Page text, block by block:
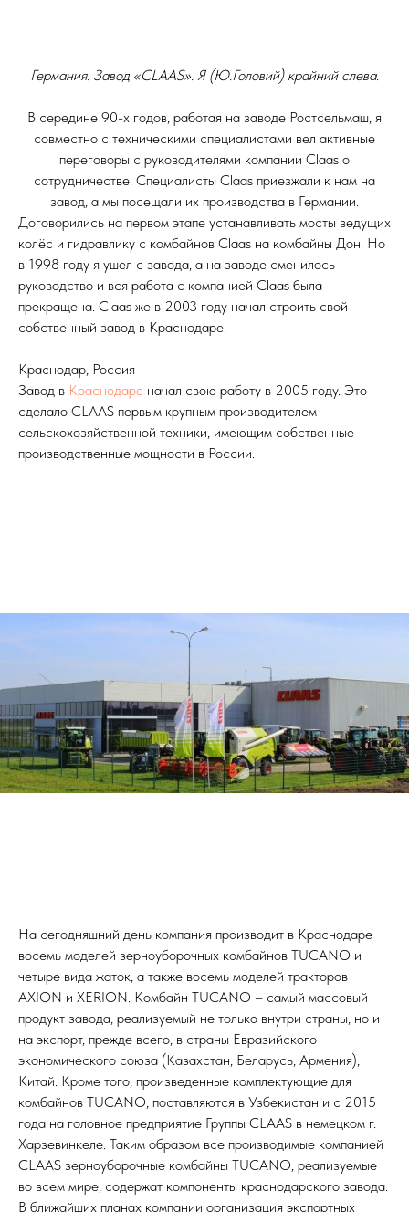
Германия. Завод «CLAAS». Я (Ю.Головий) крайний слева.
В середине 90-х годов, работая на заводе Ростсельмаш, я
совместно с техническими специалистами вел активные
переговоры с руководителями компании Claas о
сотрудничестве. Специалисты Claas приезжали к нам на
завод, а мы посещали их производства в Германии.
Договорились на первом этапе устанавливать мосты ведущих
колёс и гидравлику с комбайнов Claas на комбайны Дон. Но
в 1998 году я ушел с завода, а на заводе сменилось
руководство и вся работа с компанией Claas была
прекращена. Claas же в 2003 году начал строить свой
собственный завод в Краснодаре.
Краснодар, Россия
Завод в Краснодаре начал свою работу в 2005 году. Это
сделало CLAAS первым крупным производителем
сельскохозяйственной техники, имеющим собственные
производственные мощности в России.
На сегодняшний день компания производит в Краснодаре
восемь моделей зерноуборочных комбайнов TUCANO и
четыре вида жаток, а также восемь моделей тракторов
AXION и XERION. Комбайн TUCANO – самый массовый
продукт завода, реализуемый не только внутри страны, но и
на экспорт, прежде всего, в страны Евразийского
экономического союза (Казахстан, Беларусь, Армения),
Китай. Кроме того, произведенные комплектующие для
комбайнов TUCANO, поставляются в Узбекистан и с 2015
года на головное предприятие Группы CLAAS в немецком г.
Харзевинкеле. Таким образом все производимые компанией
CLAAS зерноуборочные комбайны TUCANO, реализуемые
во всем мире, содержат компоненты краснодарского завода.
В ближайших планах компании организация экспортных